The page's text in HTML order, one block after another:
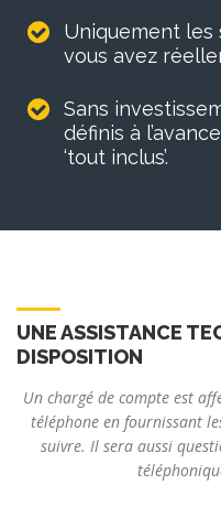
Uniquement
vous avez
Sans
définis à
‘tout inclus’.
UNE ASSISTANCE
DISPOSITION
Un chargé de compte est
téléphone en fournissant
suivre. Il sera aussi